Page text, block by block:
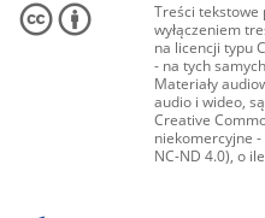
Treści tekstowe
wyłączeniem
na licencji typu
- na tych
Materiały
audio i wideo,
Creative
niekomercyjne -
NC-ND 4.0), o